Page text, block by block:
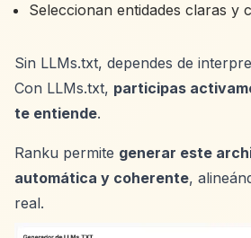
Seleccionan entidades claras y
Sin LLMs.txt, dependes de
Con LLMs.txt, participas
te entiende.
Ranku permite generar este
automática y coherente,
real.